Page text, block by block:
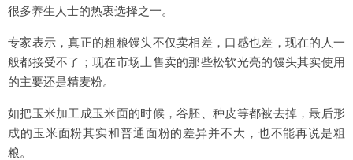
很多养生人士的热衷选择之一。
专家表示，真正的粗粮馒头不仅卖相差，口感也差，现在的人一
般都接受不了；现在市场上售卖的那些松软光亮的馒头其实使用
的主要还是精麦粉。
如把玉米加工成玉米面的时候，谷胚、种皮等都被去掉，最后形
成的玉米面粉其实和普通面粉的差异并不大，也不能再说是粗
粮。